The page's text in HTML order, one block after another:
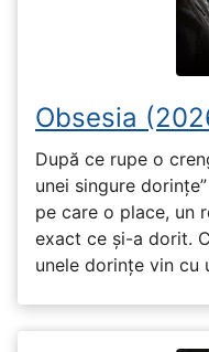
Obsesia
După ce rupe o
unei singure
pe care o place, un
exact ce și-a dorit.
unele dorințe vin cu